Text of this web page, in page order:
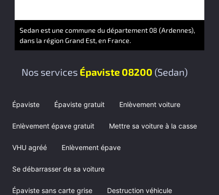
Nos services Épaviste 08200 (Sedan)
Épaviste Épaviste gratuit Enlèvement voiture
Enlèvement épave gratuit Mettre sa voiture à la casse
VHU agréé Enlèvement épave
Se débarrasser de sa voiture
Épaviste sans carte grise Destruction véhicule
Sedan est une commune du département 08 (Ardennes),
dans la région Grand Est, en France.